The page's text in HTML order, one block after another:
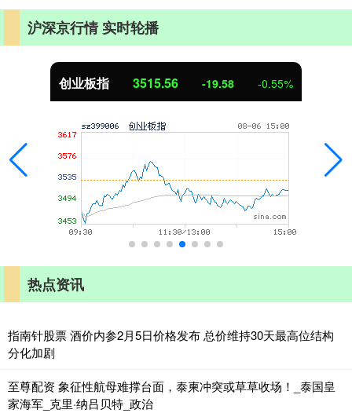
沪深京行情 实时轮播
创业板指 3515.56 -19.58 -0.55%
热点资讯
指南针股票 酒价内参2月5日价格发布 总价维持30天最高位结构
分化加剧
至尊配资 象征性航母难撑台面，泰柬冲突或草草收场！_泰国皇
家海军_克里·纳吕贝特_政治